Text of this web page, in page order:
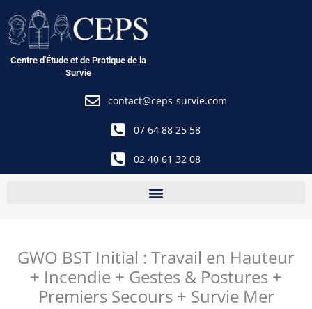
au
contenu
Centre d'Étude et de Pratique de la
Survie
contact@ceps-survie.com
07 64 88 25 58
02 40 61 32 08
GWO BST Initial : Travail en Hauteur
+ Incendie + Gestes & Postures +
Premiers Secours + Survie Mer